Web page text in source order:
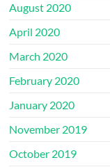
August 2020
April 2020
March 2020
February 2020
January 2020
November 2019
October 2019